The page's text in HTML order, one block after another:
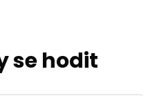
se hodit